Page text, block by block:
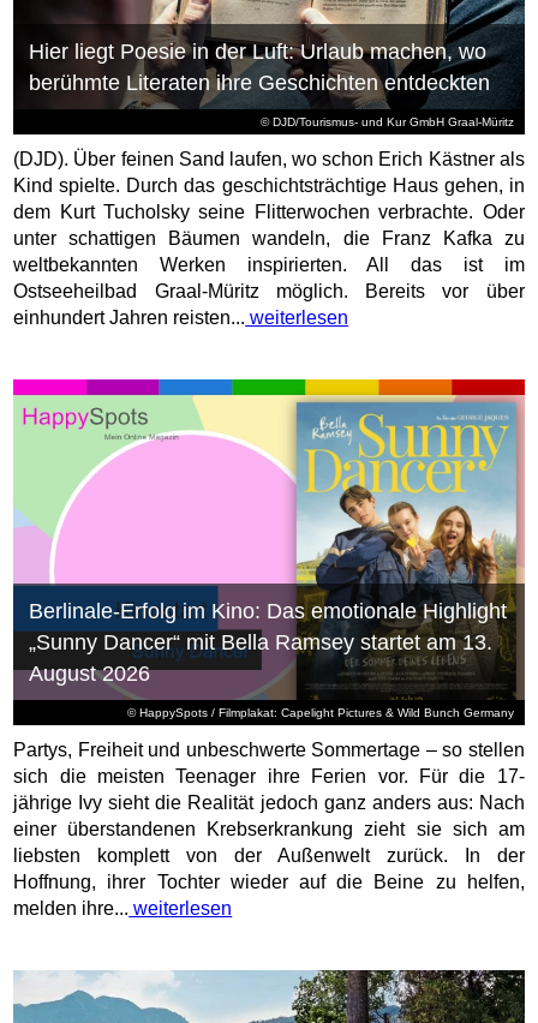
© DJD/Tourismus- und Kur GmbH Graal-Müritz
Hier liegt Poesie in der Luft: Urlaub machen, wo
berühmte Literaten ihre Geschichten entdeckten
(DJD). Über feinen Sand laufen, wo schon Erich Kästner als
Kind spielte. Durch das geschichtsträchtige Haus gehen, in
dem Kurt Tucholsky seine Flitterwochen verbrachte. Oder
unter schattigen Bäumen wandeln, die Franz Kafka zu
weltbekannten Werken inspirierten. All das ist im
Ostseeheilbad Graal-Müritz möglich. Bereits vor über
einhundert Jahren reisten... weiterlesen
© HappySpots / Filmplakat: Capelight Pictures & Wild Bunch Germany
Berlinale-Erfolg im Kino: Das emotionale Highlight
„Sunny Dancer“ mit Bella Ramsey startet am 13.
August 2026
Partys, Freiheit und unbeschwerte Sommertage – so stellen
sich die meisten Teenager ihre Ferien vor. Für die 17-
jährige Ivy sieht die Realität jedoch ganz anders aus: Nach
einer überstandenen Krebserkrankung zieht sie sich am
liebsten komplett von der Außenwelt zurück. In der
Hoffnung, ihrer Tochter wieder auf die Beine zu helfen,
melden ihre... weiterlesen